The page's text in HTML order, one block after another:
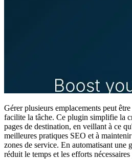
Gérer plusieurs emplacements peut
facilite la tâche. Ce plugin simplifie la
pages de destination, en veillant à ce
meilleures pratiques SEO et à
zones de service. En automatisant une
réduit le temps et les efforts